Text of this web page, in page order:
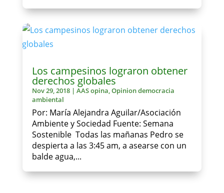
Los campesinos lograron obtener
derechos globales
Nov 29, 2018| AAS opina,Opinion democracia
ambiental
Por: María Alejandra Aguilar/Asociación
Ambiente y Sociedad Fuente: Semana
Sostenible Todas las mañanas Pedro se
despierta a las 3:45 am, a asearse con un
balde agua,...